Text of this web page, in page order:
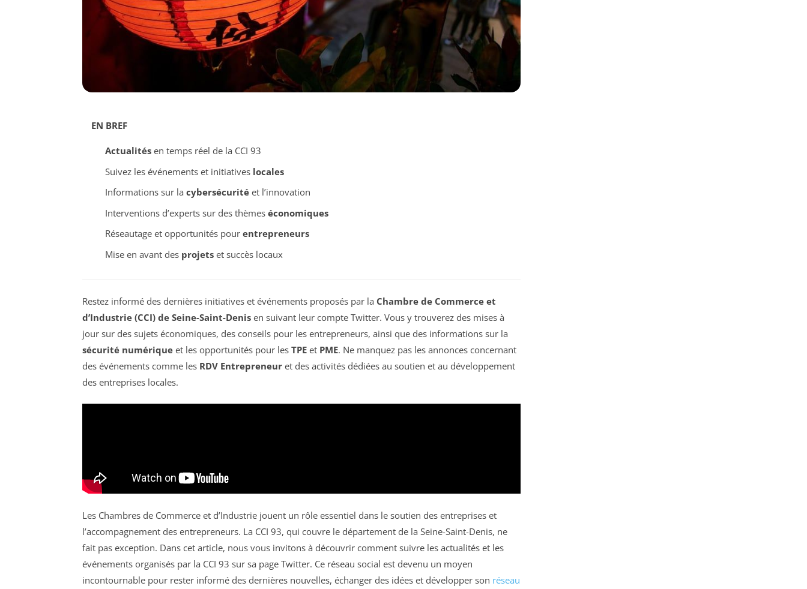
EN BREF
Actualitésen temps réel de la CCI 93
Suivez les événements et initiatives locales
Informations sur la cybersécuritéet l’innovation
Interventions d’experts sur des thèmes économiques
Réseautage et opportunités pour entrepreneurs
Mise en avant des projetset succès locaux
Restez informé des dernières initiatives et événements proposés par la Chambre de Commerce et
d’Industrie (CCI) de Seine-Saint-Denis en suivant leur compte Twitter. Vous y trouverez des mises à
jour sur des sujets économiques, des conseils pour les entrepreneurs, ainsi que des informations sur la
sécurité numérique et les opportunités pour les TPE et PME. Ne manquez pas les annonces concernant
des événements comme les RDV Entrepreneur et des activités dédiées au soutien et au développement
des entreprises locales.
Les Chambres de Commerce et d’Industrie jouent un rôle essentiel dans le soutien des entreprises et
l’accompagnement des entrepreneurs. La CCI 93, qui couvre le département de la Seine-Saint-Denis, ne
fait pas exception. Dans cet article, nous vous invitons à découvrir comment suivre les actualités et les
événements organisés par la CCI 93 sur sa page Twitter. Ce réseau social est devenu un moyen
incontournable pour rester informé des dernières nouvelles, échanger des idées et développer son réseau